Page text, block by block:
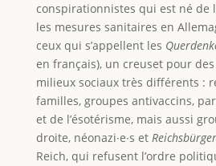
conspirationnistes qui est né de
les mesures sanitaires en
ceux qui s’appellent les
en français), un creuset pour
milieux sociaux très différents :
familles, groupes antivaccins,
et de l’ésotérisme, mais aussi
droite, néonazi∙e∙s et Reichsbürger
Reich, qui refusent l’ordre